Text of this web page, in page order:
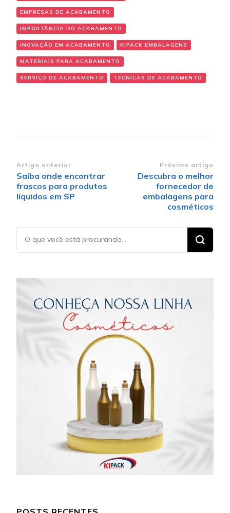
EMPRESAS DE ACABAMENTO
IMPORTÂNCIA DO ACABAMENTO
INOVAÇÃO EM ACABAMENTO KIPACK EMBALAGENS
MATERIAIS PARA ACABAMENTO
SERVIÇO DE ACABAMENTO TÉCNICAS DE ACABAMENTO
Navegação de post
Artigo anterior
Saiba onde encontrar
frascos para produtos
líquidos em SP
Próximo artigo
Descubra o melhor
fornecedor de
embalagens para
cosméticos
Procurando
algo?